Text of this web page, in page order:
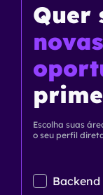
Quer
novas
Escolha suas
o seu perfil
Backend